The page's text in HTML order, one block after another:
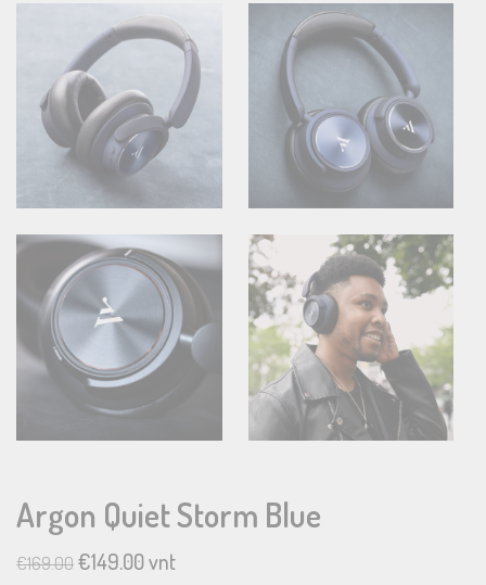
Argon Quiet Storm Blue
€169.00 €149.00vnt